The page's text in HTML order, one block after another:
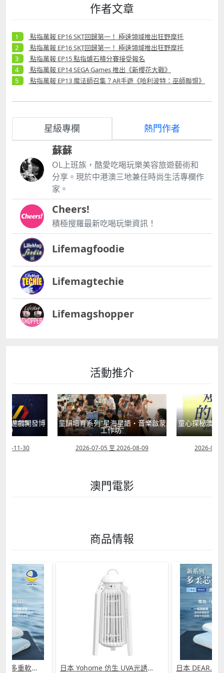
作者文章
點指萬報 EP16 SKT回歸第一！ 極速領域推出狂野摩托
點指萬報 EP16 SKT回歸第一！ 極速領域推出狂野摩托
點指萬報 EP15 點指爐石積分賽接受報名
點指萬報 EP14 SEGA Games 推出《新櫻花大戰》
點指萬報 EP13 魔法師召集？AR手遊《哈利波特：巫師聯盟》
星級專欄 熱門作者
蘇蘇
OL上班族，酷愛吃喝玩樂美容旅遊藝術和
分享。現於中港澳三地兼任時尚生活專欄作
家。
Cheers!
積極搜羅最新吃喝玩樂資訊！
Lifemagfoodie
Lifemagtechie
Lifemagshopper
活動推介
（遊戲開發博
節）
11-30
童韻培育系列“星海星語・音樂啟蒙
工作坊”
2026-07-05 至 2026-08-09
童心探秘澳門
2026-07-
澳門電影
商品情報
日本 DEAR.MIN 雲感多重軟芯柔托緩壓Peace柔眠枕 (需訂貨) 日本 Yohome 仿生 UVA光誘電觸滅可放掛立有線無線兩用光感滅蚊機 PRO 2.0 (需訂貨)